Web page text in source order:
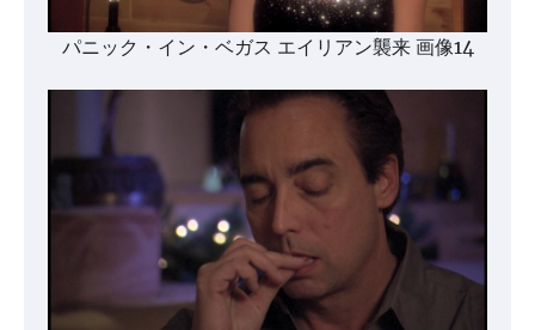
パニック・イン・ベガス エイリアン襲来 画像14